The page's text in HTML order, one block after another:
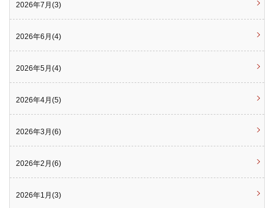
2026年7月(3)
2026年6月(4)
2026年5月(4)
2026年4月(5)
2026年3月(6)
2026年2月(6)
2026年1月(3)